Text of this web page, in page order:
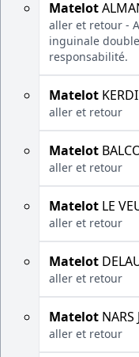
Matelot
aller et retour -
inguinale
responsabilité.
Matelot
aller et retour
Matelot
aller et retour
Matelot LE
aller et retour
Matelot
aller et retour
Matelot
aller et retour